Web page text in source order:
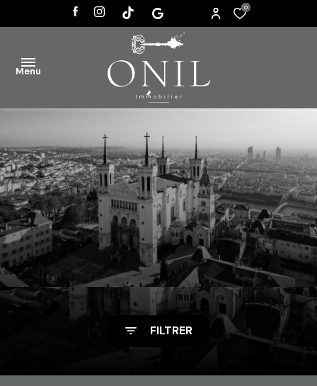
0
Menu
VENTES
AGENCE
ACTUALITÉS
CONTACT
FILTRER